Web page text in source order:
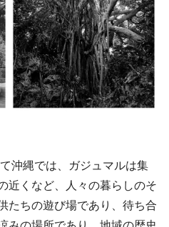
沖縄では、ガジュマルは集
近くなど、人々の暮らしのそ
たちの遊び場であり、待ち合